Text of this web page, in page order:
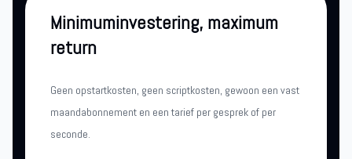
Minimuminvestering, maximum
return
Geen opstartkosten, geen scriptkosten, gewoon een vast
maandabonnement en een tarief per gesprek of per
seconde.